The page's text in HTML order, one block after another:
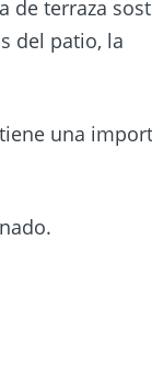
de terraza
del patio, la
una